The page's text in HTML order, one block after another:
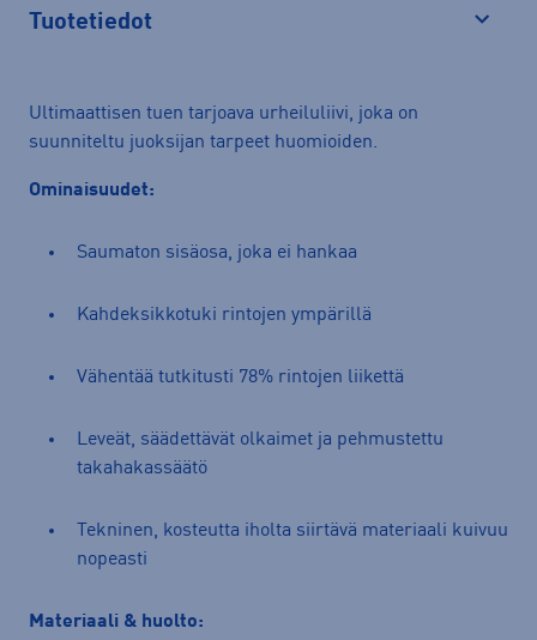
Tuotetiedot
Ultimaattisen tuen tarjoava urheiluliivi, joka on
suunniteltu juoksijan tarpeet huomioiden.
Ominaisuudet:
Saumaton sisäosa, joka ei hankaa
Kahdeksikkotuki rintojen ympärillä
Vähentää tutkitusti 78% rintojen liikettä
Leveät, säädettävät olkaimet ja pehmustettu
takahakassäätö
Tekninen, kosteutta iholta siirtävä materiaali kuivuu
nopeasti
Materiaali & huolto: